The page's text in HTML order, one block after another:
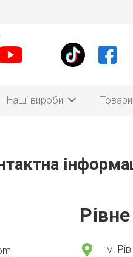
Наші вироби Товари
Рівне
м.